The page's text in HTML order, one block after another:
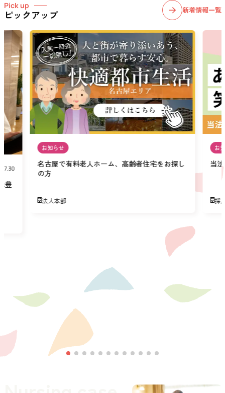
Pick up
ピックアップ 新着情報一覧
豊
お知らせ
名古屋で有料老人ホーム、高齢者住宅をお探し
の方
法人本部
お
当
採